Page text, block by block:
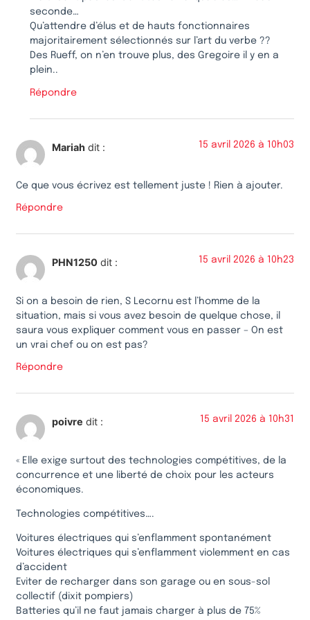
seconde…
Qu’attendre d’élus et de hauts fonctionnaires
majoritairement sélectionnés sur l’art du verbe ??
Des Rueff, on n’en trouve plus, des Gregoire il y en a
plein..
Répondre
Mariah dit : 15 avril 2026 à 10h03
Ce que vous écrivez est tellement juste ! Rien à ajouter.
Répondre
PHN1250 dit : 15 avril 2026 à 10h23
Si on a besoin de rien, S Lecornu est l’homme de la
situation, mais si vous avez besoin de quelque chose, il
saura vous expliquer comment vous en passer – On est
un vrai chef ou on est pas?
Répondre
poivre dit : 15 avril 2026 à 10h31
« Elle exige surtout des technologies compétitives, de la
concurrence et une liberté de choix pour les acteurs
économiques.
Technologies compétitives….
Voitures électriques qui s’enflamment spontanément
Voitures électriques qui s’enflamment violemment en cas
d’accident
Eviter de recharger dans son garage ou en sous-sol
collectif (dixit pompiers)
Batteries qu’il ne faut jamais charger à plus de 75%